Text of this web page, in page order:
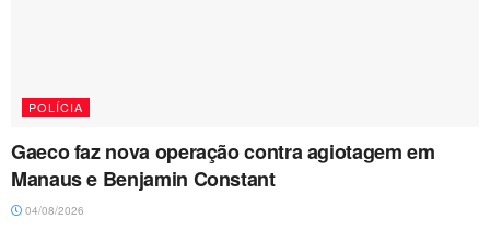
POLÍCIA
Gaeco faz nova operação contra agiotagem em
Manaus e Benjamin Constant
04/08/2026